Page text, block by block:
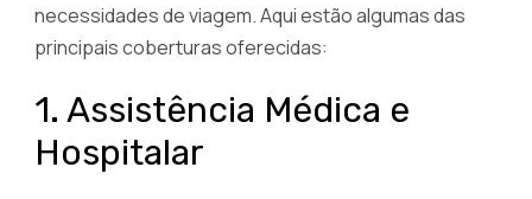
necessidades de viagem. Aqui estão algumas das
principais coberturas oferecidas:
1. Assistência Médica e
Hospitalar